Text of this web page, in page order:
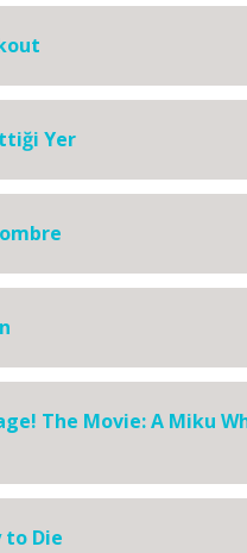
Yer
The Movie: A Miku
to Die